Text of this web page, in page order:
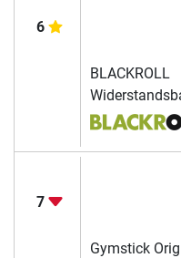
6
BLACKROLL
7
Gymstick